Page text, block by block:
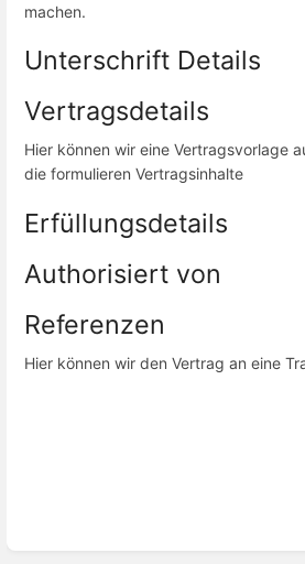
machen.
Unterschrift Details
Vertragsdetails
Hier können wir eine Vertragsvorlage
die formulieren Vertragsinhalte
Erfüllungsdetails
Authorisiert von
Referenzen
Hier können wir den Vertrag an eine